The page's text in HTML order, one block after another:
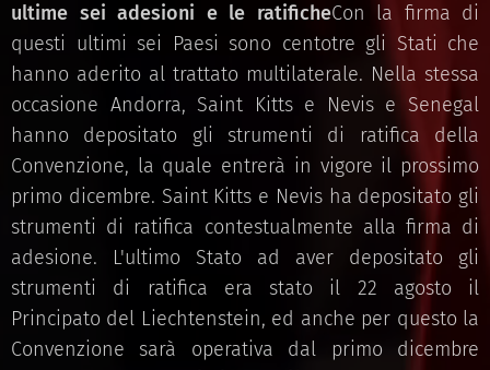
ultime sei adesioni e le ratificheCon la firma di
questi ultimi sei Paesi sono centotre gli Stati che
hanno aderito al trattato multilaterale. Nella stessa
occasione Andorra, Saint Kitts e Nevis e Senegal
hanno depositato gli strumenti di ratifica della
Convenzione, la quale entrerà in vigore il prossimo
primo dicembre. Saint Kitts e Nevis ha depositato gli
strumenti di ratifica contestualmente alla firma di
adesione. L'ultimo Stato ad aver depositato gli
strumenti di ratifica era stato il 22 agosto il
Principato del Liechtenstein, ed anche per questo la
Convenzione sarà operativa dal primo dicembre